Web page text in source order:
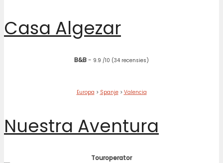
Casa Algezar
B&B- 9.9 /10 (34 recensies)
Europa > Spanje> Valencia
Nuestra Aventura
Touroperator